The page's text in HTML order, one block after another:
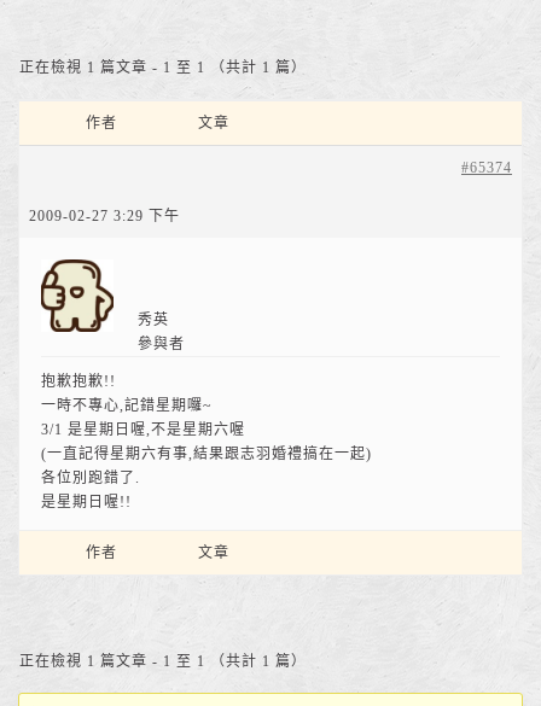
正在檢視 1 篇文章 - 1 至 1 （共計 1 篇）
作者 文章
2009-02-27 3:29 下午
#65374
秀英
參與者
抱歉抱歉!!
一時不專心,記錯星期囉~
3/1 是星期日喔,不是星期六喔
(一直記得星期六有事,結果跟志羽婚禮搞在一起)
各位別跑錯了.
是星期日喔!!
作者 文章
正在檢視 1 篇文章 - 1 至 1 （共計 1 篇）